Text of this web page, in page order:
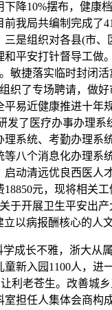
降10%摆布，健康
我局共编制完成了
是组织对各县(市、
和平安打针督导工做
敏捷落实临时封闭
织了专场聘请，做
平易近健康推进十年
发了医疗办事办理系
理系统、考勤办理系
等八个消息化办理系
启动清远优良西医人
元，现将相关工
于开展卫生平安出
以病报酬核心的人
成长不雅，浙大从
童新入园1100人，进
利老苍生。改善城
室担任人集体会商构